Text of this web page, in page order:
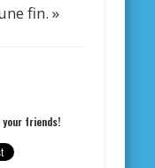
fin. »
friends!